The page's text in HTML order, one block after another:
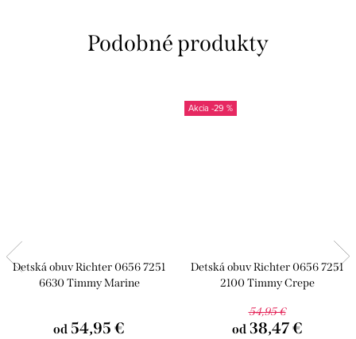
Detská obuv Richter 0656 7251
6630 Timmy Marine
od 54,95 €
-29 %
Detská obuv Richter 0656 7251
2100 Timmy Crepe
54,95 €
od38,47 €